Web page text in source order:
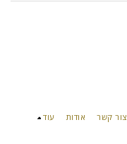
צור קשר אודות עוד